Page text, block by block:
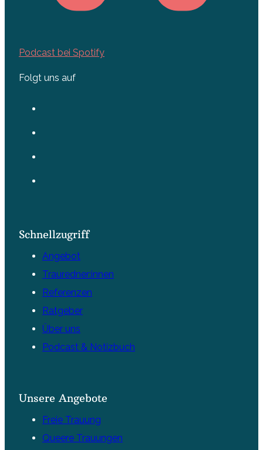
Podcast bei Spotify
Folgt uns auf
Schnellzugriff
Angebot
Trauredner:innen
Referenzen
Ratgeber
Über uns
Podcast & Notizbuch
Unsere Angebote
Freie Trauung
Queere Trauungen